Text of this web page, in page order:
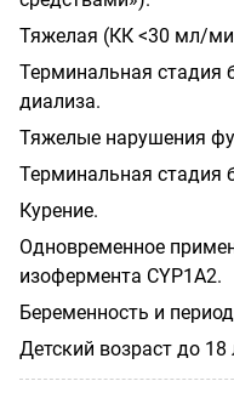
Тяжелая (КК <30 мл/
Терминальная стадия
диализа.
Тяжелые нарушения
Терминальная стадия
Курение.
Одновременное
изофермента CYP1А2.
Беременность и
Детский возраст до 18